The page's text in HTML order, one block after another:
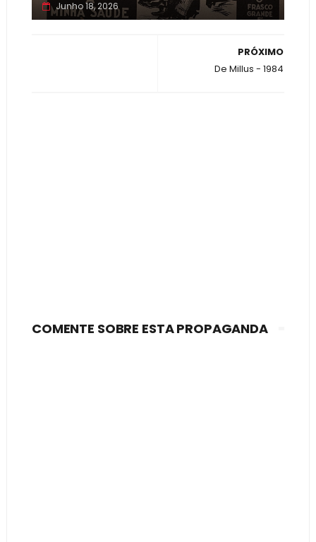
Junho 18, 2026
PRÓXIMO
De Millus - 1984
COMENTE SOBRE ESTA PROPAGANDA